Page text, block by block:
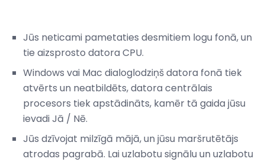
Jūs neticami pametaties desmitiem logu fonā, un
tie aizsprosto datora CPU.
Windows vai Mac dialoglodziņš datora fonā tiek
atvērts un neatbildēts, datora centrālais
procesors tiek apstādināts, kamēr tā gaida jūsu
ievadi Jā / Nē.
Jūs dzīvojat milzīgā mājā, un jūsu maršrutētājs
atrodas pagrabā. Lai uzlabotu signālu un uzlabotu